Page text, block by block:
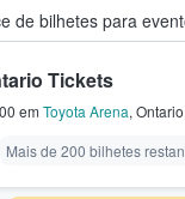
de bilhetes para
fãs compram
Tickets
em Toyota Arena, Ontario
Mais de 200 bilhetes